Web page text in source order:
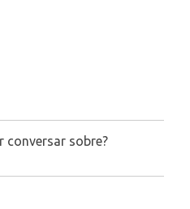
conversar sobre?